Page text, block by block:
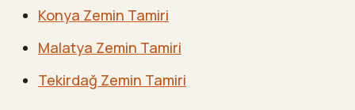
Konya Zemin Tamiri
Malatya Zemin Tamiri
Tekirdağ Zemin Tamiri